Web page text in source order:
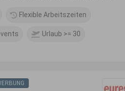
Flexible Arbeitszeiten
Urlaub >= 30